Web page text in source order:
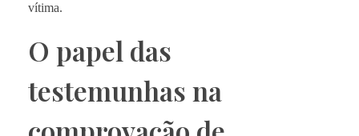
vítima.
O papel das
testemunhas na